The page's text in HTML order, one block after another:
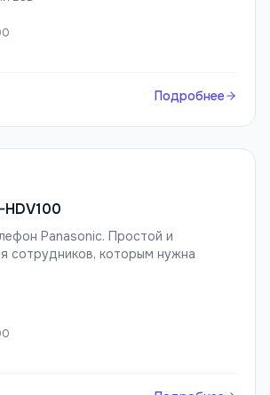
Подробнее
Panasonic. Простой и
сотрудников, которым нужна